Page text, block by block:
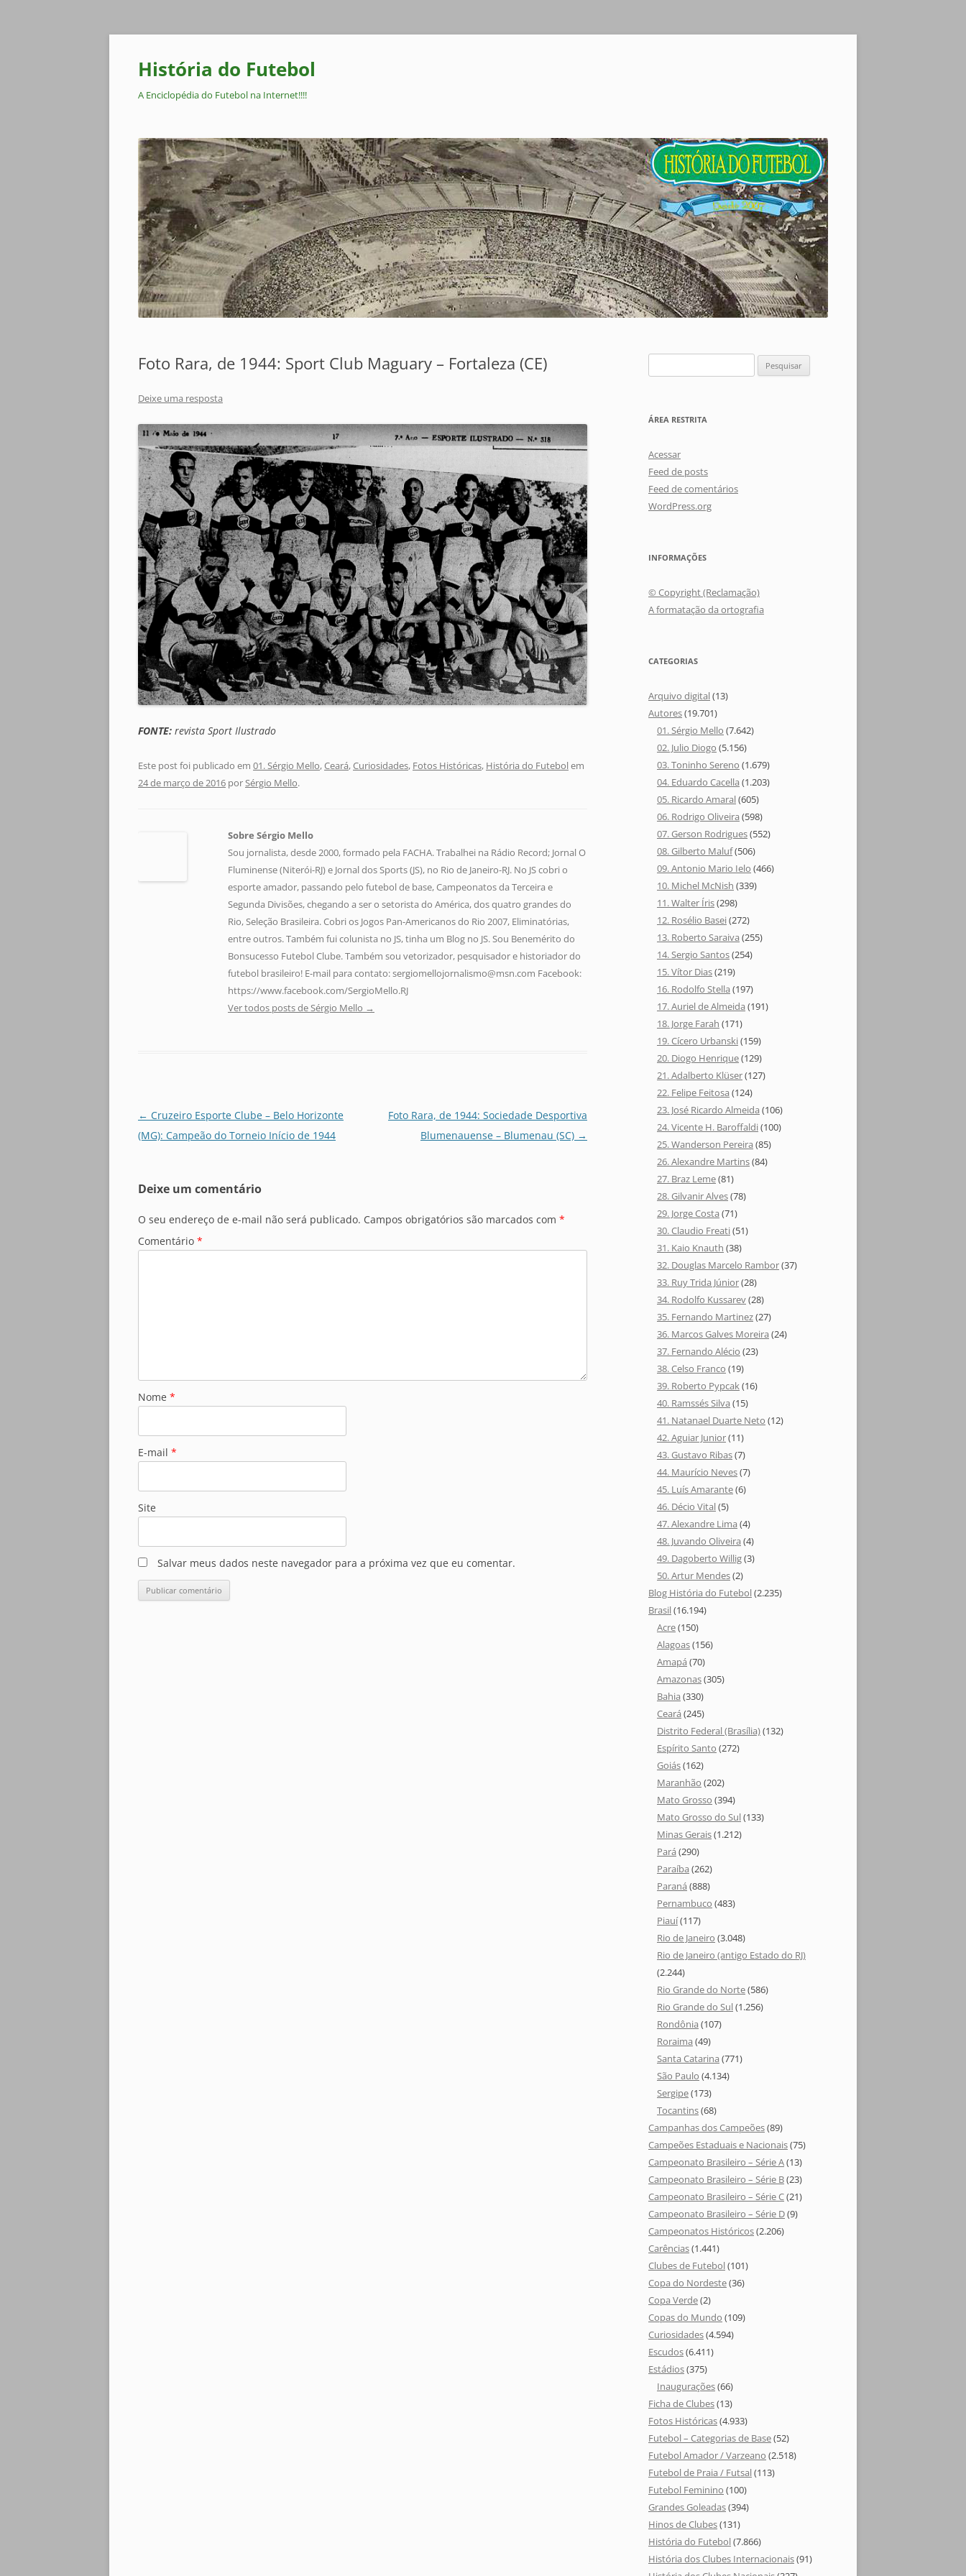
Pular
conteúdo
História do Futebol
A Enciclopédia do Futebol na Internet!!!!
Foto Rara, de 1944: Sport Club Maguary – Fortaleza (CE)
Deixe uma resposta
FONTE: revista Sport Ilustrado
Este post foi publicado em 01. Sérgio Mello,Ceará,Curiosidades, Fotos Históricas, História do Futebolem
24 de março de 2016 porSérgio Mello.
Sobre Sérgio Mello
Sou jornalista, desde 2000, formado pela FACHA. Trabalhei na Rádio Record; Jornal O
Fluminense (Niterói-RJ) e Jornal dos Sports (JS), no Rio de Janeiro-RJ. No JS cobri o
esporte amador, passando pelo futebol de base, Campeonatos da Terceira e
Segunda Divisões, chegando a ser o setorista do América, dos quatro grandes do
Rio, Seleção Brasileira. Cobri os Jogos Pan-Americanos do Rio 2007, Eliminatórias,
entre outros. Também fui colunista no JS, tinha um Blog no JS. Sou Benemérito do
Bonsucesso Futebol Clube. Também sou vetorizador, pesquisador e historiador do
futebol brasileiro! E-mail para contato: sergiomellojornalismo@msn.com Facebook:
https://www.facebook.com/SergioMello.RJ
Ver todos posts de Sérgio Mello →
Navegação
de
← Cruzeiro Esporte Clube – Belo Horizonte
(MG): Campeão do Torneio Início de 1944
Foto Rara, de 1944: Sociedade Desportiva
Blumenauense – Blumenau (SC) →
Deixe um comentário
O seu endereço de e-mail não será publicado. Campos obrigatórios são marcados com *
Comentário *
Nome *
E-mail *
Site
Salvar meus dados neste navegador para a próxima vez que eu comentar.
por:
ÁREA RESTRITA
Acessar
Feed de posts
Feed de comentários
WordPress.org
INFORMAÇÕES
© Copyright (Reclamação)
A formatação da ortografia
CATEGORIAS
Arquivo digital(13)
Autores(19.701)
01. Sérgio Mello (7.642)
02. Julio Diogo (5.156)
03. Toninho Sereno (1.679)
04. Eduardo Cacella (1.203)
05. Ricardo Amaral(605)
06. Rodrigo Oliveira (598)
07. Gerson Rodrigues(552)
08. Gilberto Maluf(506)
09. Antonio Mario Ielo (466)
10. Michel McNish (339)
11. Walter Íris(298)
12. Rosélio Basei(272)
13. Roberto Saraiva (255)
14. Sergio Santos(254)
15. Vítor Dias(219)
16. Rodolfo Stella (197)
17. Auriel de Almeida (191)
18. Jorge Farah (171)
19. Cícero Urbanski(159)
20. Diogo Henrique(129)
21. Adalberto Klüser(127)
22. Felipe Feitosa (124)
23. José Ricardo Almeida (106)
24. Vicente H. Baroffaldi(100)
25. Wanderson Pereira (85)
26. Alexandre Martins(84)
27. Braz Leme(81)
28. Gilvanir Alves(78)
29. Jorge Costa (71)
30. Claudio Freati(51)
31. Kaio Knauth (38)
32. Douglas Marcelo Rambor(37)
33. Ruy Trida Júnior(28)
34. Rodolfo Kussarev(28)
35. Fernando Martinez(27)
36. Marcos Galves Moreira (24)
37. Fernando Alécio (23)
38. Celso Franco (19)
39. Roberto Pypcak(16)
40. Ramssés Silva (15)
41. Natanael Duarte Neto (12)
42. Aguiar Junior(11)
43. Gustavo Ribas(7)
44. Maurício Neves(7)
45. Luís Amarante(6)
46. Décio Vital(5)
47. Alexandre Lima (4)
48. Juvando Oliveira (4)
49. Dagoberto Willig(3)
50. Artur Mendes(2)
Blog História do Futebol(2.235)
Brasil(16.194)
Acre(150)
Alagoas(156)
Amapá (70)
Amazonas(305)
Bahia (330)
Ceará (245)
Distrito Federal (Brasília)(132)
Espírito Santo (272)
Goiás(162)
Maranhão (202)
Mato Grosso (394)
Mato Grosso do Sul(133)
Minas Gerais(1.212)
Pará (290)
Paraíba (262)
Paraná (888)
Pernambuco (483)
Piauí(117)
Rio de Janeiro (3.048)
Rio de Janeiro (antigo Estado do RJ)
(2.244)
Rio Grande do Norte(586)
Rio Grande do Sul(1.256)
Rondônia (107)
Roraima (49)
Santa Catarina (771)
São Paulo (4.134)
Sergipe(173)
Tocantins(68)
Campanhas dos Campeões(89)
Campeões Estaduais e Nacionais(75)
Campeonato Brasileiro – Série A(13)
Campeonato Brasileiro – Série B(23)
Campeonato Brasileiro – Série C(21)
Campeonato Brasileiro – Série D(9)
Campeonatos Históricos(2.206)
Carências(1.441)
Clubes de Futebol(101)
Copa do Nordeste(36)
Copa Verde(2)
Copas do Mundo (109)
Curiosidades(4.594)
Escudos(6.411)
Estádios(375)
Inaugurações(66)
Ficha de Clubes(13)
Fotos Históricas(4.933)
Futebol – Categorias de Base(52)
Futebol Amador / Varzeano (2.518)
Futebol de Praia / Futsal(113)
Futebol Feminino (100)
Grandes Goleadas(394)
Hinos de Clubes(131)
História do Futebol(7.866)
História dos Clubes Internacionais(91)